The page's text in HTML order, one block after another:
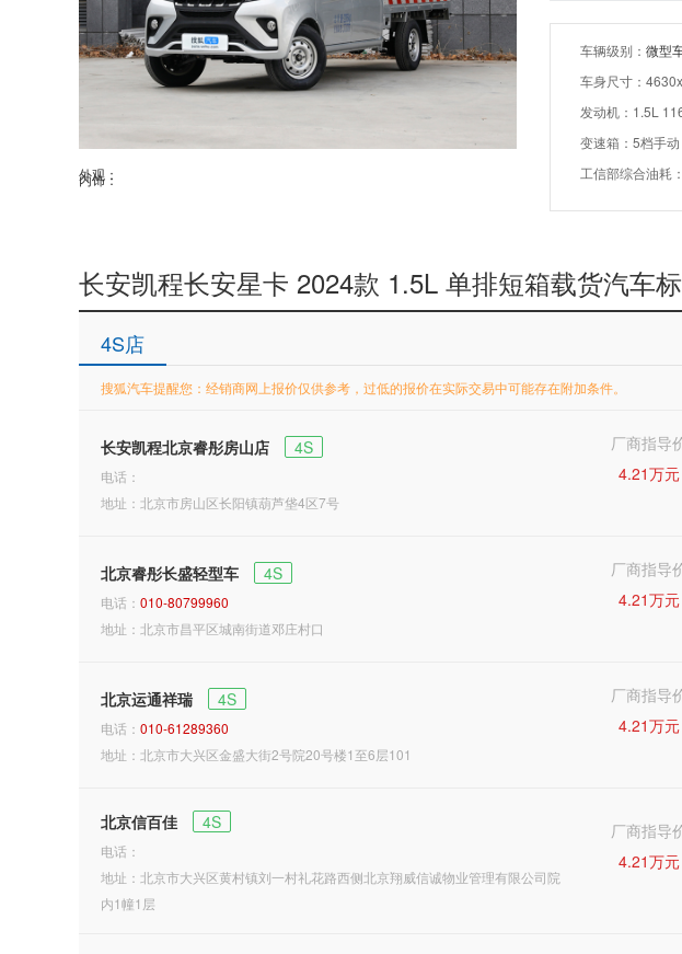
外观：
内饰：
车辆级别： 微型
车身尺寸：
发动机：1.5L
变速箱：5档手动
工信部综合油耗
长安凯程长安星卡 2024款 1.5L 单排短箱载货汽车
4S店
搜狐汽车提醒您：经销商网上报价仅供参考，过低的报价在实际交易中可能存在附加条件。
长安凯程北京睿彤房山店 4S
电话：
地址：北京市房山区长阳镇葫芦垡4区7号
厂商指导
4.21万元
北京睿彤长盛轻型车 4S
电话： 010-80799960
地址：北京市昌平区城南街道邓庄村口
厂商指导
4.21万元
北京运通祥瑞 4S
电话： 010-61289360
地址：北京市大兴区金盛大街2号院20号楼1至6层101
厂商指导
4.21万元
北京信百佳 4S
电话：
地址：北京市大兴区黄村镇刘一村礼花路西侧北京翔威信诚物业管理有限公司院
内1幢1层
厂商指导
4.21万元